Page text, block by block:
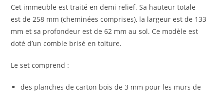
Cet immeuble est traité en demi relief. Sa hauteur totale
est de 258 mm (cheminées comprises), la largeur est de 133
mm et sa profondeur est de 62 mm au sol. Ce modèle est
doté d’un comble brisé en toiture.
Le set comprend :
des planches de carton bois de 3 mm pour les murs de